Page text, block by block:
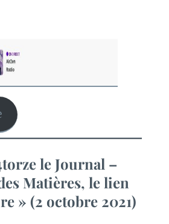
le Journal –
Matières, le lien
» (2 octobre 2021)